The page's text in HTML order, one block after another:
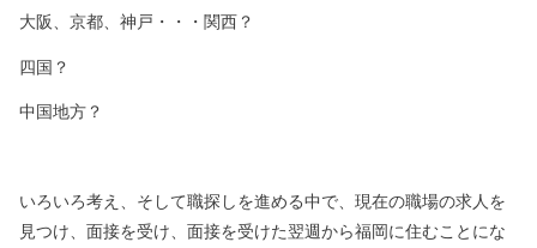
大阪、京都、神戸・・・関西？
四国？
中国地方？
いろいろ考え、そして職探しを進める中で、 現在の職場の求人を
見つけ、面接を受け、 面接を受けた翌週から福岡に住むことにな